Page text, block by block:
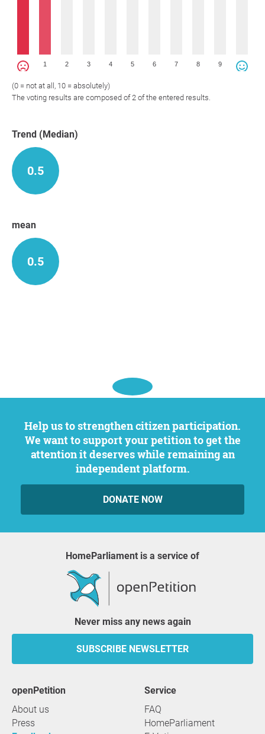
1 2 3 4 5 6 7 8 9
(0 = not at all, 10 = absolutely)
The voting results are composed of 2 of the entered results.
Trend (Median)
0.5
mean
0.5
Help us to strengthen citizen participation.
We want to support your petition to get the
attention it deserves while remaining an
independent platform.
DONATE NOW
HomeParliament is a service of
Never miss any news again
SUBSCRIBE NEWSLETTER
openPetition
About us
Press
service
FAQ
HomeParliament